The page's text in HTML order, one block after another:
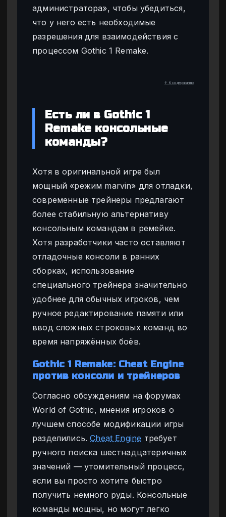
администратора», чтобы убедиться,
что у него есть необходимые
разрешения для взаимодействия с
процессом Gothic 1 Remake.
↑ К содержанию
Есть ли в Gothic 1
Remake консольные
команды?
Хотя в оригинальной игре был
мощный «режим marvin» для отладки,
современные трейнеры предлагают
более стабильную альтернативу
консольным командам в ремейке.
Хотя разработчики часто оставляют
отладочные консоли в ранних
сборках, использование
специального трейнера значительно
удобнее для обычных игроков, чем
ручное редактирование памяти или
ввод сложных строковых команд во
время напряжённых боёв.
Gothic 1 Remake: Cheat Engine
против консоли и трейнеров
Согласно обсуждениям на форумах
World of Gothic, мнения игроков о
лучшем способе модификации игры
разделились.Cheat Engine требует
ручного поиска шестнадцатеричных
значений — утомительный процесс,
если вы просто хотите быстро
получить немного руды. Консольные
команды мощны, но могут легко